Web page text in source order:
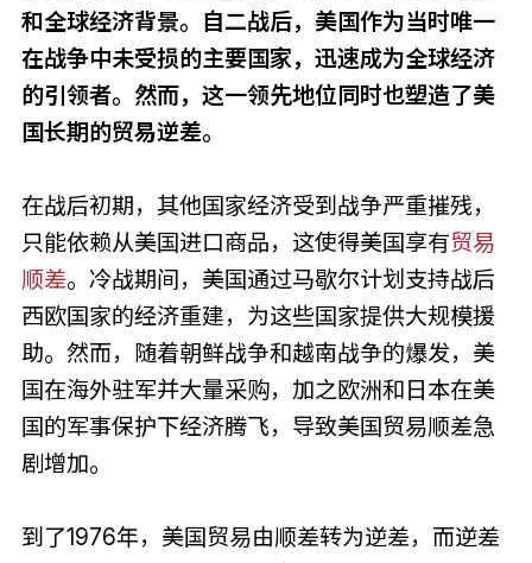
和全球经济背景。自二战后，美国作为当时唯一
在战争中未受损的主要国家，迅速成为全球经济
的引领者。然而，这一领先地位同时也塑造了美
国长期的贸易逆差。
在战后初期，其他国家经济受到战争严重摧残，
只能依赖从美国进口商品，这使得美国享有贸易
顺差。冷战期间，美国通过马歇尔计划支持战后
西欧国家的经济重建，为这些国家提供大规模援
助。然而，随着朝鲜战争和越南战争的爆发，美
国在海外驻军并大量采购，加之欧洲和日本在美
国的军事保护下经济腾飞，导致美国贸易顺差急
剧增加。
到了1976年，美国贸易由顺差转为逆差，而逆差